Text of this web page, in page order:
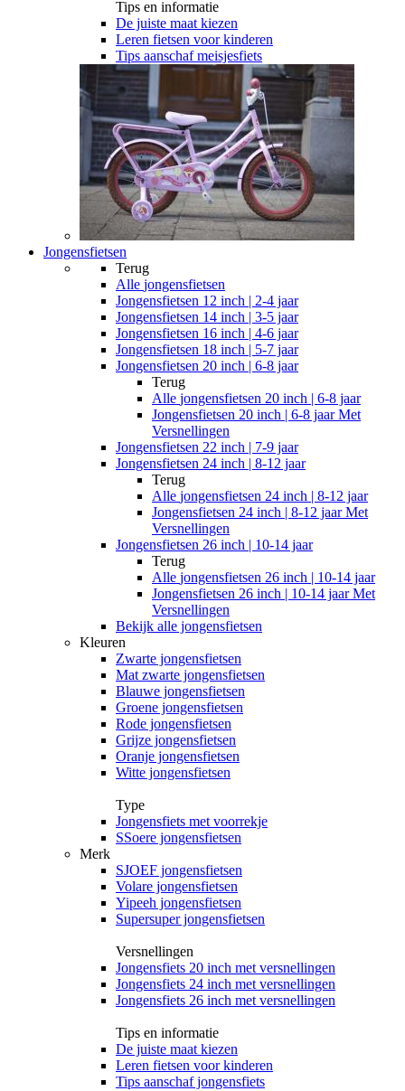
Tips en informatie
De juiste maat kiezen
Leren fietsen voor kinderen
Tips aanschaf meisjesfiets
Jongensfietsen
Terug
Alle jongensfietsen
Jongensfietsen 12 inch | 2-4 jaar
Jongensfietsen 14 inch | 3-5 jaar
Jongensfietsen 16 inch | 4-6 jaar
Jongensfietsen 18 inch | 5-7 jaar
Jongensfietsen 20 inch | 6-8 jaar
Terug
Alle jongensfietsen 20 inch | 6-8 jaar
Jongensfietsen 20 inch | 6-8 jaar Met
Versnellingen
Jongensfietsen 22 inch | 7-9 jaar
Jongensfietsen 24 inch | 8-12 jaar
Terug
Alle jongensfietsen 24 inch | 8-12 jaar
Jongensfietsen 24 inch | 8-12 jaar Met
Versnellingen
Jongensfietsen 26 inch | 10-14 jaar
Terug
Alle jongensfietsen 26 inch | 10-14 jaar
Jongensfietsen 26 inch | 10-14 jaar Met
Versnellingen
Bekijk alle jongensfietsen
Kleuren
Zwarte jongensfietsen
Mat zwarte jongensfietsen
Blauwe jongensfietsen
Groene jongensfietsen
Rode jongensfietsen
Grijze jongensfietsen
Oranje jongensfietsen
Witte jongensfietsen
Type
Jongensfiets met voorrekje
SSoere jongensfietsen
Merk
SJOEF jongensfietsen
Volare jongensfietsen
Yipeeh jongensfietsen
Supersuper jongensfietsen
Versnellingen
Jongensfiets 20 inch met versnellingen
Jongensfiets 24 inch met versnellingen
Jongensfiets 26 inch met versnellingen
Tips en informatie
De juiste maat kiezen
Leren fietsen voor kinderen
Tips aanschaf jongensfiets